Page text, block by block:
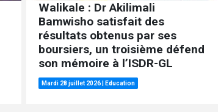
Walikale : Dr Akilimali
Bamwisho satisfait des
résultats obtenus par ses
boursiers, un troisième défend
son mémoire à l’ISDR-GL
Mardi 28 juillet 2026 Education